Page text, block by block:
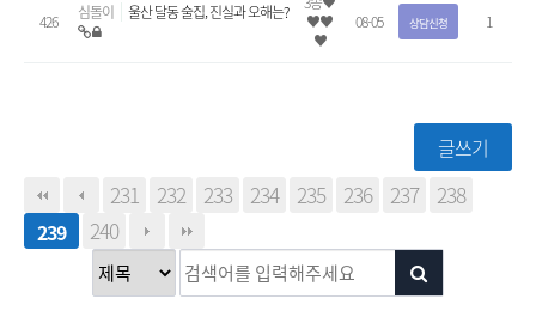
426 심돌이 울산 달동 술집, 진실과 오해는?
♥♥
♥
08-05 상담신청 1
글쓰기
231 232 233 234 235 236 237 238
239 240